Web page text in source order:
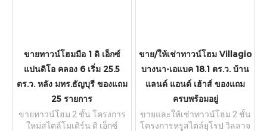
รัตน์ 9 เหมาะสำหรับพนักงาน
สนามบิน คนทำงานย่านกิ่ง
แก้ว-บางนา หรือซื้อลงทุนปล่อย
เช่า
ขายทาวน์โฮมมือ 1 ดิ เอ็กซ์
แปนดิโอ คลอง 6 เริ่ม 25.5
ตร.ว. หลัง มทร.ธัญบุรี ของแถม
25 รายการ
ขายทาวน์โฮม 2 ชั้น โครงการ
ใหม่สไตล์โมเดิร์น ดิ เอ็กซ์
ขาย/ให้เช่าทาวน์โฮม Villagio
บางนา-เอแบค 18.1 ตร.ว. บ้าน
แลนด์ แอนด์ เฮ้าส์ ของแถม
ครบพร้อมอยู่
ขายและให้เช่าทาวน์โฮม 2 ชั้น
โครงการหรูสไตล์ยุโรป วิลลาจ